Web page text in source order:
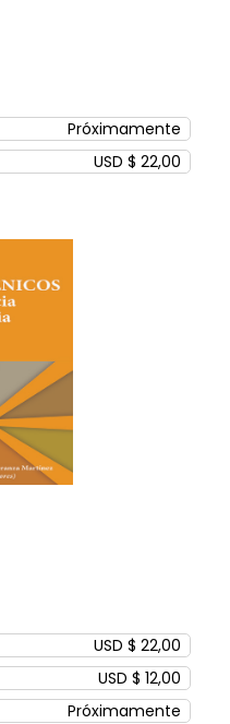
Próximamente
USD $ 22,00
USD $ 22,00
USD $ 12,00
Próximamente